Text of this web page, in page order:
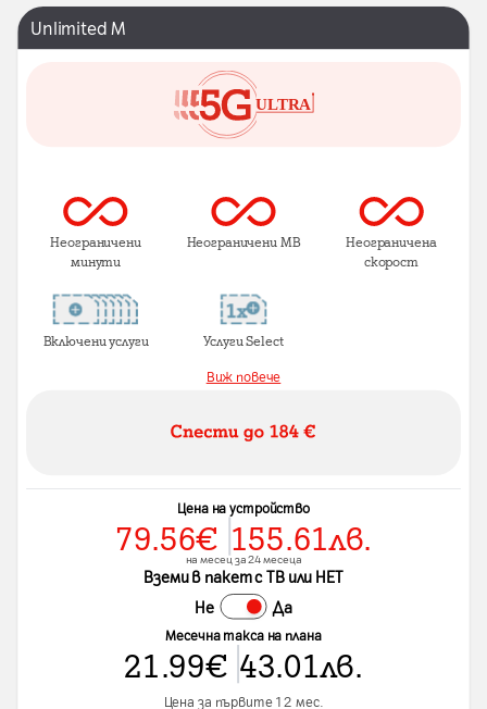
Unlimited M
Неограничени
минути
Неограничени MB Неограничена
скорост
Включени услуги Услуги Select
Виж повече
Цена на устройство
79.56€ 155.61лв.
на месец за 24 месеца
Вземи в пакет с ТВ или НЕТ
Не Да
Месечна такса на плана
21.99€ 43.01лв.
Цена за първите 12 мес.